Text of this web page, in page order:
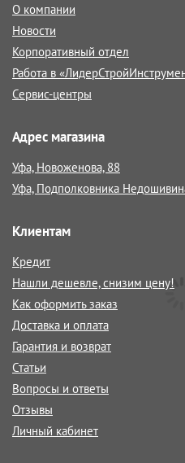
О компании
Новости
Корпоративный отдел
Работа в
Сервис-центры
Адрес магазина
Уфа, Новоженова, 88
Уфа, Подполковника
Клиентам
Кредит
Нашли дешевле, снизим цену!
Как оформить заказ
Доставка и оплата
Гарантия и возврат
Статьи
Вопросы и ответы
Отзывы
Личный кабинет